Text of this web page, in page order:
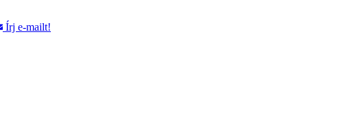
Írj e-mailt!